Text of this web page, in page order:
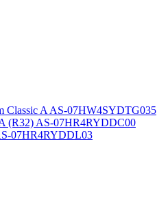
Classic A AS-07HW4SYDTG035
(R32) AS-07HR4RYDDC00
07HR4RYDDL03